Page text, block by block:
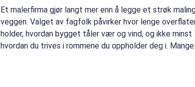
Et malerfirma gjør langt mer enn å legge et strøk
veggen. Valget av fagfolk påvirker hvor lenge
holder, hvordan bygget tåler vær og vind, og ikke minst
hvordan du trives i rommene du oppholder deg i. Mange